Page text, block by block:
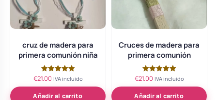
cruz de madera para
primera comunión niña
Valorado
de 5
€21.00 IVA incluido
Añadir al carrito
Cruces de madera para
primera comunión
Valorado
de 5
€21.00 IVA incluido
Añadir al carrito